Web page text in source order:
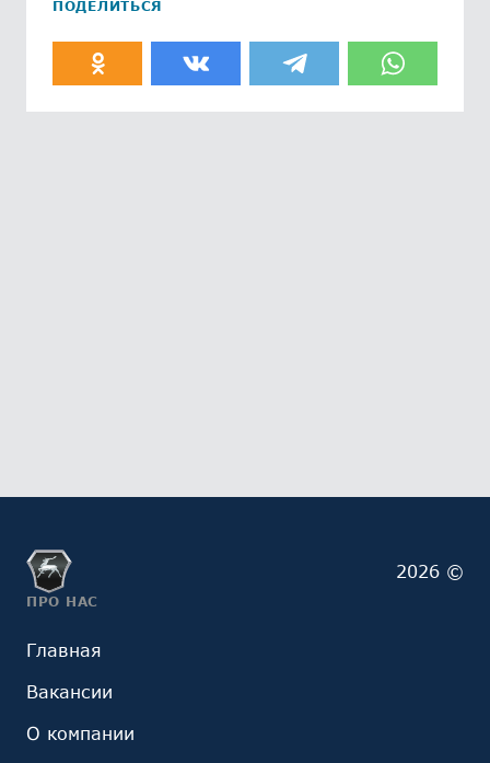
ПОДЕЛИТЬСЯ
2026 ©
ПРО НАС
Главная
Вакансии
О компании